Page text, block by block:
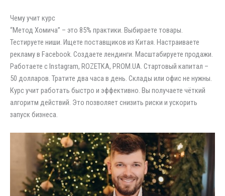
Чему учит курс
“Метод Хомича” – это 85% практики. Выбираете товары.
Тестируете ниши. Ищете поставщиков из Китая. Настраиваете
рекламу в Facebook. Создаете лендинги. Масштабируете продажи.
Работаете с Instagram, ROZETKA, PROM.UA. Стартовый капитал –
50 долларов. Тратите два часа в день. Склады или офис не нужны.
Курс учит работать быстро и эффективно. Вы получаете чёткий
алгоритм действий. Это позволяет снизить риски и ускорить
запуск бизнеса.